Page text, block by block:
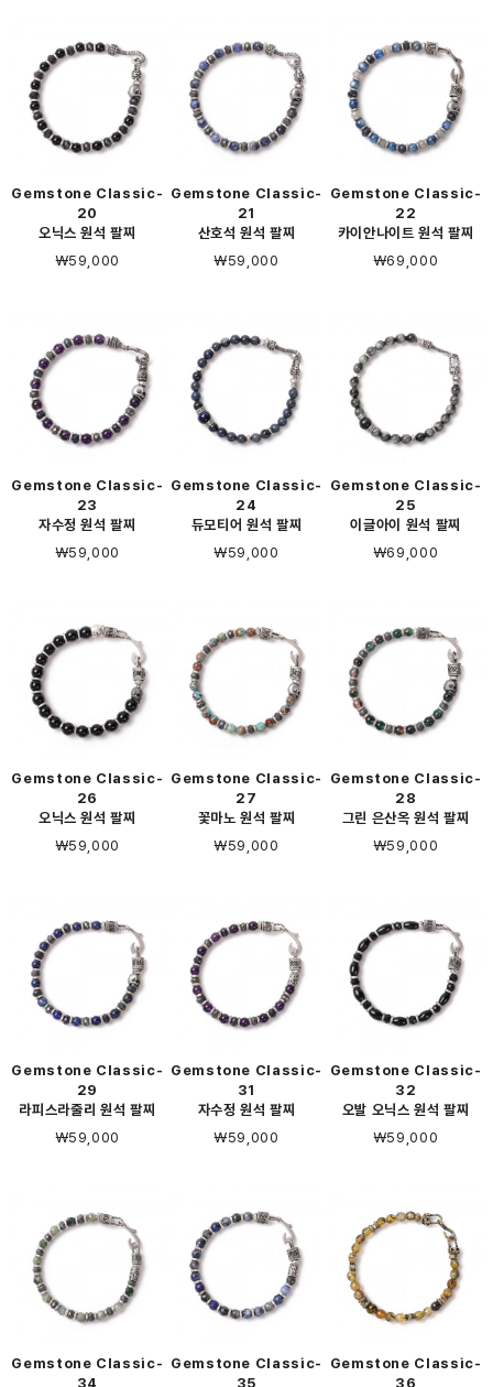
Gemstone Classic-
20
오닉스 원석 팔찌
￦59,000
Gemstone Classic-
21
산호석 원석 팔찌
￦59,000
Gemstone Classic-
22
카이안나이트 원석 팔찌
￦69,000
Gemstone Classic-
23
자수정 원석 팔찌
￦59,000
Gemstone Classic-
24
듀모티어 원석 팔찌
￦59,000
Gemstone Classic-
25
이글아이 원석 팔찌
￦69,000
Gemstone Classic-
26
오닉스 원석 팔찌
￦59,000
Gemstone Classic-
27
꽃마노 원석 팔찌
￦59,000
Gemstone Classic-
28
그린 은산옥 원석 팔찌
￦59,000
Gemstone Classic-
29
라피스라줄리 원석 팔찌
￦59,000
Gemstone Classic-
31
자수정 원석 팔찌
￦59,000
Gemstone Classic-
32
오발 오닉스 원석 팔찌
￦59,000
Gemstone Classic-
34
Gemstone Classic-
35
Gemstone Classic-
36